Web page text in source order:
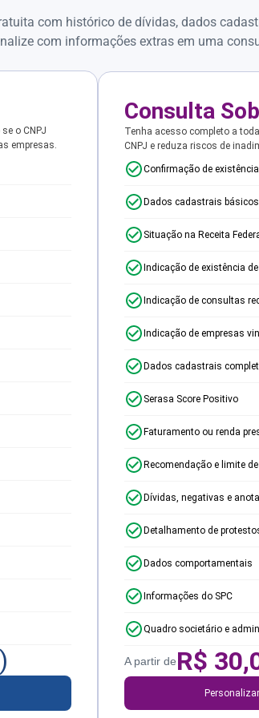
com histórico de dívidas, dados
com informações extras em uma
o CNPJ
empresas.
)
Consulta
Tenha acesso completo a
CNPJ e reduza riscos de
Confirmação de existência
Dados cadastrais básicos
Situação na Receita
Indicação de existência
Indicação de consultas
Indicação de empresas
Dados cadastrais
Serasa Score Positivo
Faturamento ou renda
Recomendação e limite
Dívidas, negativas e
Detalhamento de
Dados comportamentais
Informações do SPC
Quadro societário e
A partir deR$